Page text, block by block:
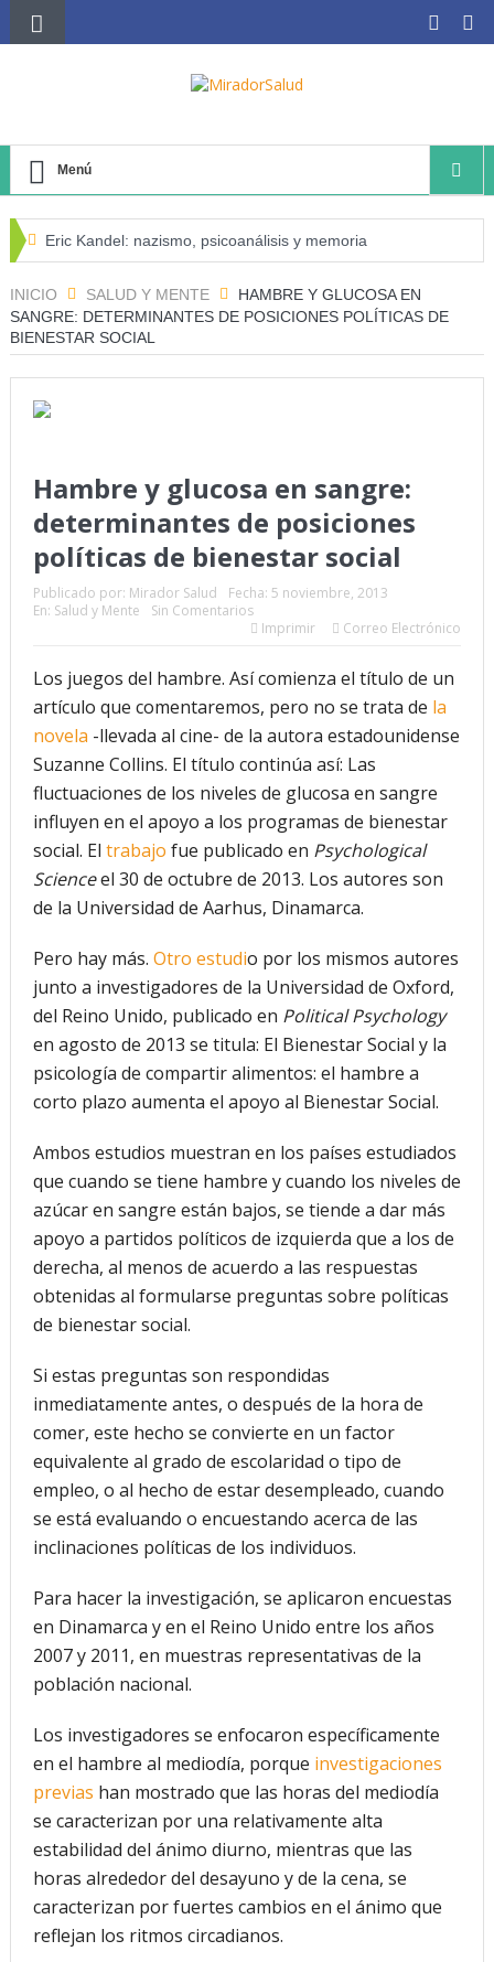
Menú
Eric Kandel: nazismo, psicoanálisis y memoria
de los productores avícolas independientes
Mundo (SOFI) 2025: ¿Realidad estadística o espejismo
Serie: Consciencia e Inteligencia Artificial Tercer artículo: El
futuro “ilimitado” de la Inteligencia Artificial
¿Los 20 años de regalo? Parte II
(ACFIMAN)
Serie: Consciencia e Inteligencia Artificial. Segundo
artículo: ¿Qué aporta la tradición budista a esta discusión?
¿Los veinte años de regalo?
Nuevas noticias sobre las dietas vegetarianas y el riesgo
de cáncer
INICIO SALUD Y MENTE
HAMBRE Y GLUCOSA EN
SANGRE: DETERMINANTES DE POSICIONES POLÍTICAS DE
BIENESTAR SOCIAL
Hambre y glucosa en sangre:
determinantes de posiciones
políticas de bienestar social
Publicado por: Mirador Salud Fecha: 5 noviembre, 2013
En: Salud y Mente
Sin Comentarios
Imprimir
Correo Electrónico
Los juegos del hambre. Así comienza el título de un
artículo que comentaremos, pero no se trata de la
novela -llevada al cine- de la autora estadounidense
Suzanne Collins. El título continúa así: Las
fluctuaciones de los niveles de glucosa en sangre
influyen en el apoyo a los programas de bienestar
social. El trabajo fue publicado en Psychological
Scienceel 30 de octubre de 2013. Los autores son
de la Universidad de Aarhus, Dinamarca.
Pero hay más. Otro estudio por los mismos autores
junto a investigadores de la Universidad de Oxford,
del Reino Unido, publicado en Political Psychology
en agosto de 2013 se titula: El Bienestar Social y la
psicología de compartir alimentos: el hambre a
corto plazo aumenta el apoyo al Bienestar Social.
Ambos estudios muestran en los países estudiados
que cuando se tiene hambre y cuando los niveles de
azúcar en sangre están bajos, se tiende a dar más
apoyo a partidos políticos de izquierda que a los de
derecha, al menos de acuerdo a las respuestas
obtenidas al formularse preguntas sobre políticas
de bienestar social.
Si estas preguntas son respondidas
inmediatamente antes, o después de la hora de
comer, este hecho se convierte en un factor
equivalente al grado de escolaridad o tipo de
empleo, o al hecho de estar desempleado, cuando
se está evaluando o encuestando acerca de las
inclinaciones políticas de los individuos.
Para hacer la investigación, se aplicaron encuestas
en Dinamarca y en el Reino Unido entre los años
2007 y 2011, en muestras representativas de la
población nacional.
Los investigadores se enfocaron específicamente
en el hambre al mediodía, porque investigaciones
previas han mostrado que las horas del mediodía
se caracterizan por una relativamente alta
estabilidad del ánimo diurno, mientras que las
horas alrededor del desayuno y de la cena, se
caracterizan por fuertes cambios en el ánimo que
reflejan los ritmos circadianos.